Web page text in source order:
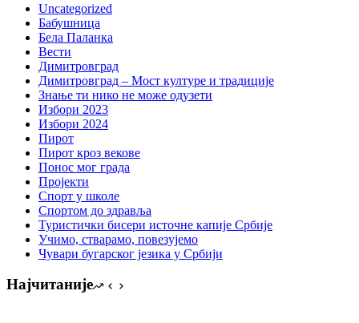
Uncategorized
Бабушница
Бела Паланка
Вести
Димитровград
Димитровград – Мост културе и традиције
Знање ти нико не може одузети
Избори 2023
Избори 2024
Пирот
Пирот кроз векове
Понос мог града
Пројекти
Спорт у школе
Спортом до здравља
Туристички бисери источне капије Србије
Учимо, стварамо, повезујемо
Чувари бугарског језика у Србији
Најчитаније